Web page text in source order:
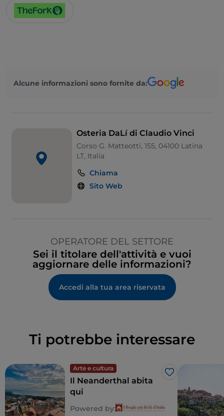
Alcune informazioni sono fornite da:
Osteria DaLí di Claudio Vinci
Corso G. Matteotti, 155, 04100 Latina
LT, Italia
Chiama
Sito Web
OPERATORE DEL SETTORE
Sei il titolare dell'attività e vuoi
aggiornare delle informazioni?
Accedi alla tua area riservata
Ti potrebbe interessare
Arte e cultura
Like
Il Neanderthal abita
qui
Powered by: